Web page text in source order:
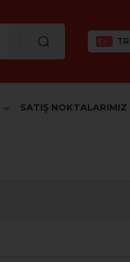
TR
SATIŞ NOKTALARIMIZ